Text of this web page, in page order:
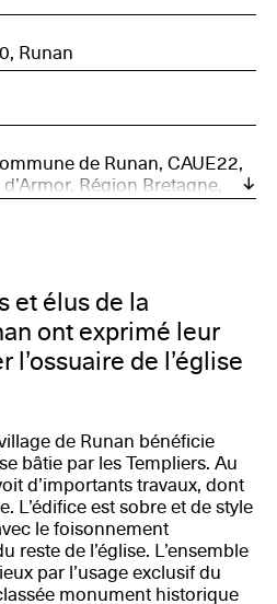
Runan
de Runan, CAUE22,
Région Bretagne,
des Communes du
d’Armor, Eternal Network
et élus de la
ont exprimé leur
l’ossuaire de l’église
de Runan bénéficie
bâtie par les Templiers. Au
d’importants travaux, dont
L’édifice est sobre et de style
le foisonnement
reste de l’église. L’ensemble
par l’usage exclusif du
monument historique